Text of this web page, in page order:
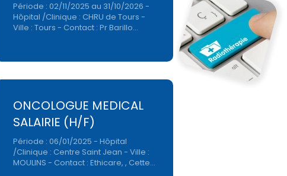
Période : 02/11/2025 au 31/10/2026 -
Hôpital /Clinique : CHRU de Tours -
Ville : Tours - Contact : Pr Barillo…
ONCOLOGUE MEDICAL
SALAIRIE (H/F)
Période : 06/01/2025 - Hôpital
/Clinique : Centre Saint Jean - Ville :
MOULINS - Contact : Ethicare, , Cette…